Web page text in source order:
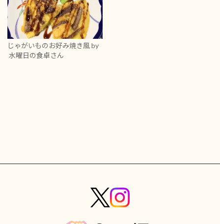
じゃがいものお好み焼き風by
水曜日の食卓さん